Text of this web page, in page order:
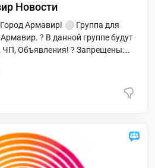
Новости
Армавир! ⚪️ Группа для
? В данной группе будут
ЧП, Объявления! ? Запрещены: